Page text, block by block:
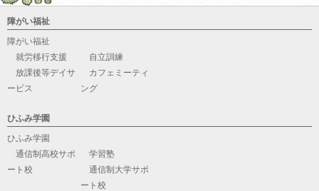
障がい福祉
障がい福祉
就労移行支援
自立訓練
放課後等デイサ
ービス
カフェミーティ
ング
ひふみ学園
ひふみ学園
通信制高校サポ
ート校
学習塾
通信制大学サポ
ート校